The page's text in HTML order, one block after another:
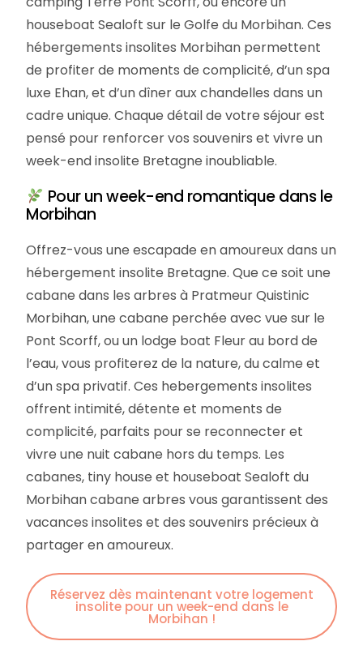
houseboat Sealoft sur le Golfe du Morbihan. Ces
hébergements insolites Morbihan permettent
de profiter de moments de complicité, d’un spa
luxe Ehan, et d’un dîner aux chandelles dans un
cadre unique. Chaque détail de votre séjour est
pensé pour renforcer vos souvenirs et vivre un
week-end insolite Bretagne inoubliable.
Pour un week-end romantique dans le
Morbihan
Offrez-vous une escapade en amoureux dans un
hébergement insolite Bretagne. Que ce soit une
cabane dans les arbres à Pratmeur Quistinic
Morbihan, une cabane perchée avec vue sur le
Pont Scorff, ou un lodge boat Fleur au bord de
l’eau, vous profiterez de la nature, du calme et
d’un spa privatif. Ces hebergements insolites
offrent intimité, détente et moments de
complicité, parfaits pour se reconnecter et
vivre une nuit cabane hors du temps. Les
cabanes, tiny house et houseboat Sealoft du
Morbihan cabane arbres vous garantissent des
vacances insolites et des souvenirs précieux à
partager en amoureux.
Réservez dès maintenant votre logement
insolite pour un week-end dans le
Morbihan !